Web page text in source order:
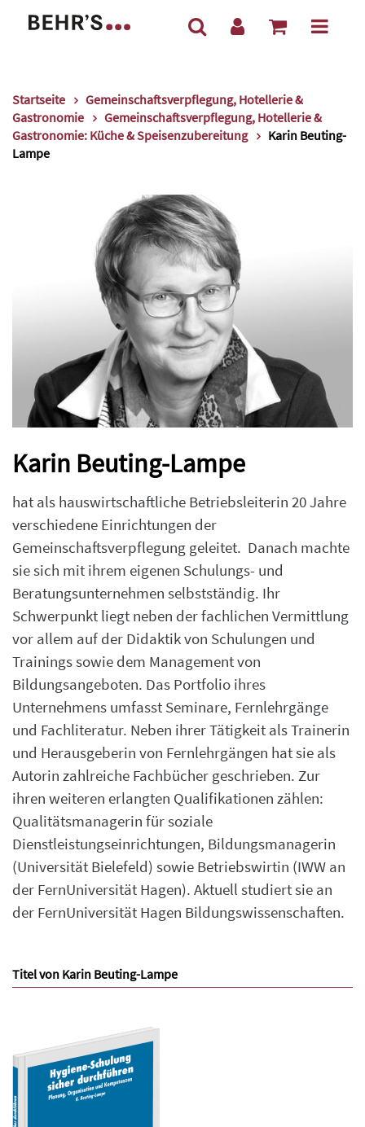
Startseite
Gemeinschaftsverpflegung, Hotellerie &
Gastronomie
Gemeinschaftsverpflegung, Hotellerie &
Gastronomie: Küche & Speisenzubereitung
Karin Beuting-
Lampe
Karin Beuting-Lampe
hat als hauswirtschaftliche Betriebsleiterin 20 Jahre
verschiedene Einrichtungen der
Gemeinschaftsverpflegung geleitet. Danach machte
sie sich mit ihrem eigenen Schulungs- und
Beratungsunternehmen selbstständig. Ihr
Schwerpunkt liegt neben der fachlichen Vermittlung
vor allem auf der Didaktik von Schulungen und
Trainings sowie dem Management von
Bildungsangeboten. Das Portfolio ihres
Unternehmens umfasst Seminare, Fernlehrgänge
und Fachliteratur. Neben ihrer Tätigkeit als Trainerin
und Herausgeberin von Fernlehrgängen hat sie als
Autorin zahlreiche Fachbücher geschrieben. Zur
ihren weiteren erlangten Qualifikationen zählen:
Qualitätsmanagerin für soziale
Dienstleistungseinrichtungen, Bildungsmanagerin
(Universität Bielefeld) sowie Betriebswirtin (IWW an
der FernUniversität Hagen). Aktuell studiert sie an
der FernUniversität Hagen Bildungswissenschaften.
Titel von Karin Beuting-Lampe